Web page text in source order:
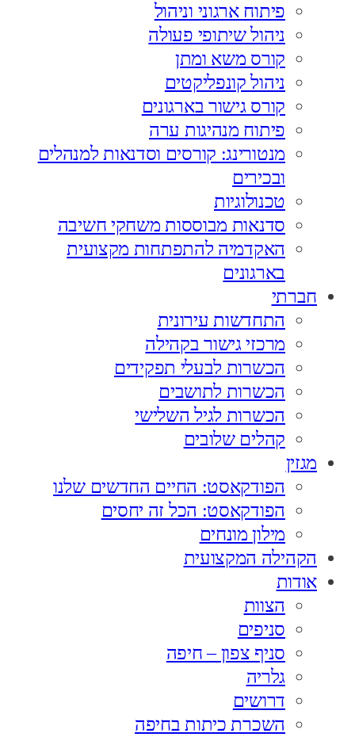
פיתוח ארגוני וניהול
ניהול שיתופי פעולה
קורס משא ומתן
ניהול קונפליקטים
קורס גישור בארגונים
פיתוח מנהיגות ערה
מנטורינג: קורסים וסדנאות למנהלים
ובכירים
טכנולוגיות
סדנאות מבוססות משחקי חשיבה
האקדמיה להתפתחות מקצועית
בארגונים
חברתי
התחדשות עירונית
מרכזי גישור בקהילה
הכשרות לבעלי תפקידים
הכשרות לתושבים
הכשרות לגיל השלישי
קהלים שלובים
מגזין
הפודקאסט: החיים החדשים שלנו
הפודקאסט: הכל זה יחסים
מילון מונחים
הקהילה המקצועית
אודות
הצוות
סניפים
סניף צפון – חיפה
גלריה
דרושים
השכרת כיתות בחיפה